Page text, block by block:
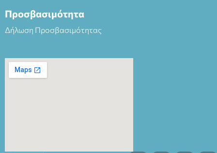
Προσβασιμότητα
Δήλωση Προσβασιμότητας